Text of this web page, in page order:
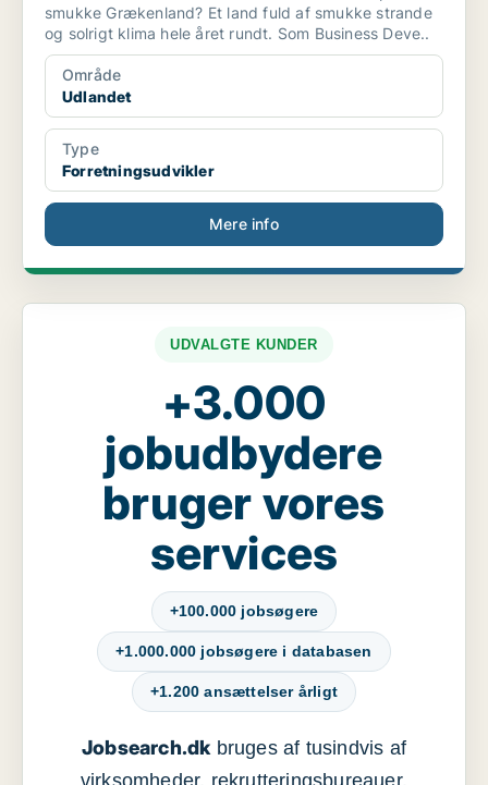
smukke Grækenland? Et land fuld af smukke strande
og solrigt klima hele året rundt. Som Business Deve..
Område
Udlandet
Type
Forretningsudvikler
Mere info
UDVALGTE KUNDER
+3.000
jobudbydere
bruger vores
services
+100.000 jobsøgere
+1.000.000 jobsøgere i databasen
+1.200 ansættelser årligt
Jobsearch.dkbruges af tusindvis af